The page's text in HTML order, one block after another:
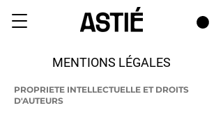
MENTIONS LÉGALES
PROPRIETE INTELLECTUELLE ET DROITS
D'AUTEURS